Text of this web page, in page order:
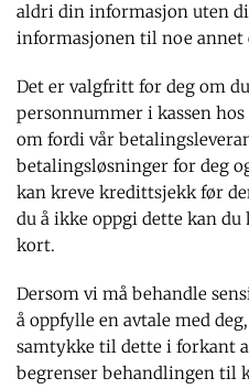
aldri din informasjon uten
informasjonen til noe annet
Det er valgfritt for deg om
personnummer i kassen
om fordi vår
betalingsløsninger for deg
kan kreve kredittsjekk før
du å ikke oppgi dette kan
kort.
Dersom vi må behandle
å oppfylle en avtale med
samtykke til dette i forkant
begrenser behandlingen til